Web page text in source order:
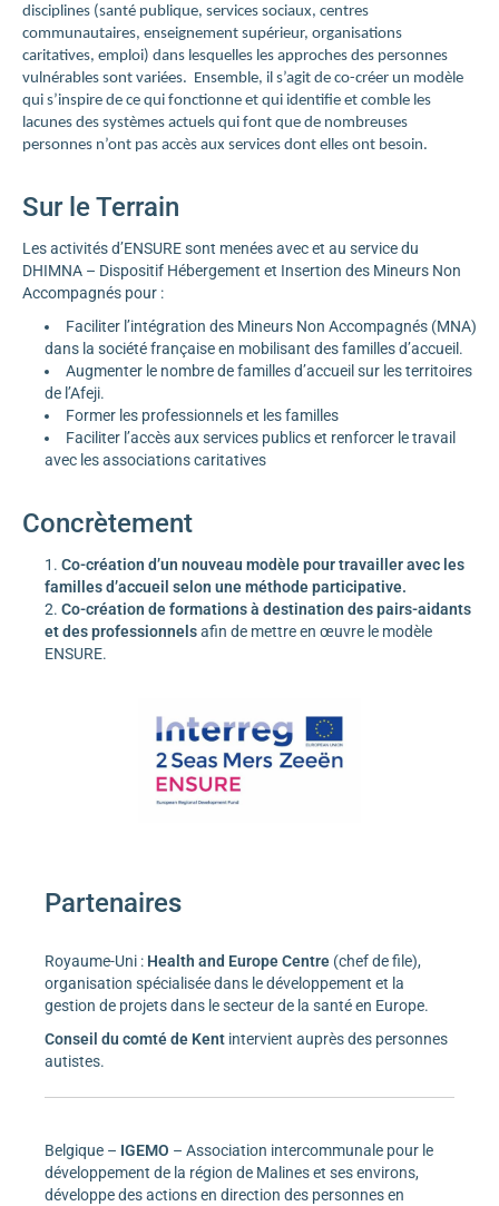
disciplines (santé publique, services sociaux, centres
communautaires, enseignement supérieur, organisations
caritatives, emploi) dans lesquelles les approches des personnes
vulnérables sont variées. Ensemble, il s’agit de co-créer un modèle
qui s’inspire de ce qui fonctionne et qui identifie et comble les
lacunes des systèmes actuels qui font que de nombreuses
personnes n’ont pas accès aux services dont elles ont besoin.
Sur le Terrain
Les activités d’ENSURE sont menées avec et au service du
DHIMNA – Dispositif Hébergement et Insertion des Mineurs Non
Accompagnés pour :
Faciliter l’intégration des Mineurs Non Accompagnés (MNA)
dans la société française en mobilisant des familles d’accueil.
Augmenter le nombre de familles d’accueil sur les territoires
de l’Afeji.
Former les professionnels et les familles
Faciliter l’accès aux services publics et renforcer le travail
avec les associations caritatives
Concrètement
Co-création d’un nouveau modèle pour travailler avec les
familles d’accueil selon une méthode participative.
Co-création de formationsà destination des pairs-aidants
et des professionnelsafin de mettre en œuvre le modèle
ENSURE.
Partenaires
Royaume-Uni : Health and Europe Centre (chef de file),
organisation spécialisée dans le développement et la
gestion de projets dans le secteur de la santé en Europe.
Conseil du comté de Kent intervient auprès des personnes
autistes.
Belgique – IGEMO – Association intercommunale pour le
développement de la région de Malines et ses environs,
développe des actions en direction des personnes en